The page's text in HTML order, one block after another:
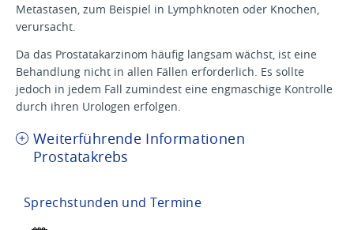
Metastasen, zum Beispiel in Lymphknoten oder Knochen,
verursacht.
Da das Prostatakarzinom häufig langsam wächst, ist eine
Behandlung nicht in allen Fällen erforderlich. Es sollte
jedoch in jedem Fall zumindest eine engmaschige Kontrolle
durch ihren Urologen erfolgen.
Weiterführende Informationen
Prostatakrebs
Sprechstunden und Termine